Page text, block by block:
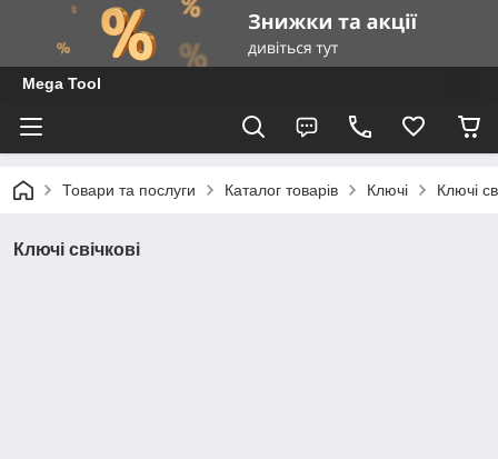
Mega Tool
Товари та послуги Каталог товарів Ключі Ключі
Ключі свічкові